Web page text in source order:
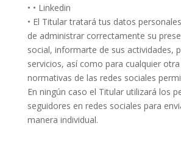
• • Linkedin
• El Titular tratará tus datos
de administrar correctamente su
social, informarte de sus actividades,
servicios, así como para cualquier
normativas de las redes sociales
En ningún caso el Titular utilizará los
seguidores en redes sociales para
manera individual.